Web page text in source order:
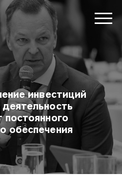
инвестиций
постоянного
обеспечения